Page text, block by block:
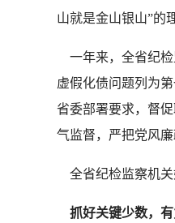
山就是金山银山”的
一年来，全省纪检
虚假化债问题列为
省委部署要求，督
气监督，严把党风廉
全省纪检监察机关
抓好关键少数，有